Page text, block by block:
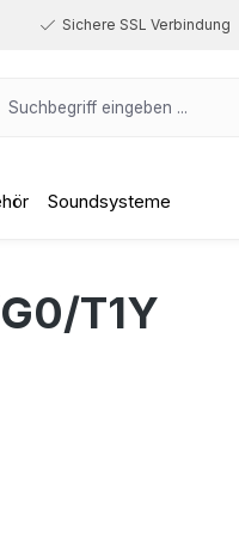
Sichere SSL Verbindung
Soundsysteme
T1Y